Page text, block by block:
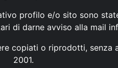
profilo e/o sito sono
di darne avviso alla mail
copiati o riprodotti, senza
2001.